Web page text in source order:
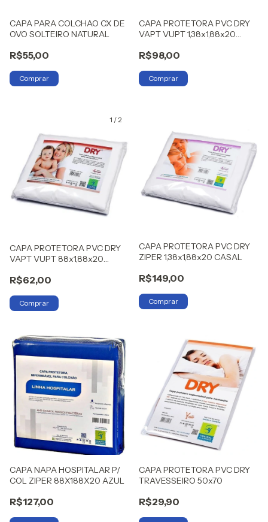
CAPA PARA COLCHAO CX DE
OVO SOLTEIRO NATURAL
R$55,00
CAPA PROTETORA PVC DRY
VAPT VUPT 1,38x1,88x20
R$98,00
1 /2
CAPA PROTETORA PVC DRY
VAPT VUPT 88x1,88x20
R$62,00
CAPA PROTETORA PVC DRY
ZIPER 1,38x1,88x20 CASAL
R$149,00
1/3
CAPA NAPA HOSPITALAR P/
COL ZIPER 88X188X20 AZUL
R$127,00
CAPA PROTETORA PVC DRY
TRAVESSEIRO 50x70
R$29,90